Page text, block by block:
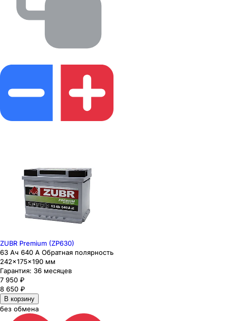
ZUBR Premium (ZP630)
63 Ач 640 А Обратная полярность
242×175×190 мм
Гарантия: 36 месяцев
7 950 ₽
8 650 ₽
В корзину
без обмена